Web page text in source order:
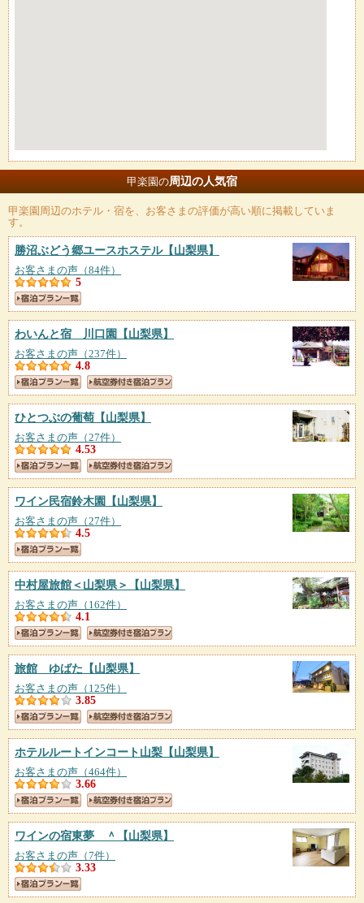
甲楽園の周辺の人気宿
甲楽園 周辺のホテル・宿を、お客さまの評価が高い順に掲載していま
す。
勝沼ぶどう郷ユースホステル【山梨県】
お客さまの声（84件）
5
わいんと宿 川口園 【山梨県】
お客さまの声（237件）
4.8
ひとつぶの葡萄 【山梨県】
お客さまの声（27件）
4.53
ワイン民宿鈴木園 【山梨県】
お客さまの声（27件）
4.5
中村屋旅館＜山梨県＞ 【山梨県】
お客さまの声（162件）
4.1
旅館 ゆばた 【山梨県】
お客さまの声（125件）
3.85
ホテルルートインコート山梨 【山梨県】
お客さまの声（464件）
3.66
ワインの宿東夢 ＾ 【山梨県】
お客さまの声（7件）
3.33